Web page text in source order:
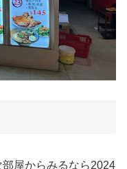
屋からみるなら2024